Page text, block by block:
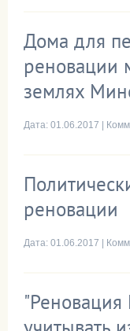
Дома для
реновации
землях
Дата: 01.06.2017
реновации
Дата: 01.06.2017